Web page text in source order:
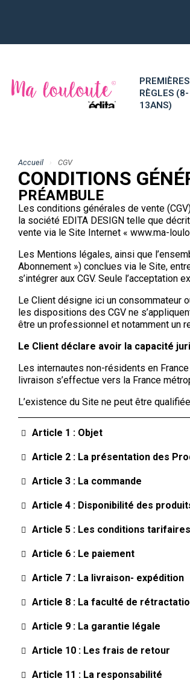
PREMIÈRES
RÈGLES (8-
13ANS)
Accueil CGV
CONDITIONS
PRÉAMBULE
Les conditions générales de vente
la société EDITA DESIGN telle que
vente via le Site Internet « www.ma-
Les Mentions légales, ainsi que
Abonnement ») conclues via le Site,
s’intégrer aux CGV. Seule l’acceptation
Le Client désigne ici un consommateur
les dispositions des CGV ne
être un professionnel et notamment un
Le Client déclare avoir la capacité
Les internautes non-résidents en
livraison s’effectue vers la France
L’existence du Site ne peut être
Article 1 : Objet
Article 2 : La présentation des
Article 3 : La commande
Article 4 : Disponibilité des
Article 5 : Les conditions tarifaires
Article 6 : Le paiement
Article 7 : La livraison- expédition
Article 8 : La faculté de
Article 9 : La garantie légale
Article 10 : Les frais de retour
Article 11 : La responsabilité